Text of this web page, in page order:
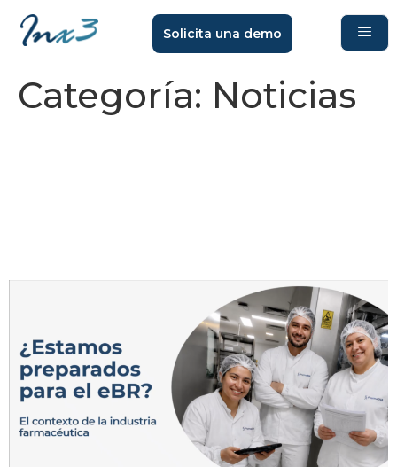
Solicita una demo
Categoría: Noticias